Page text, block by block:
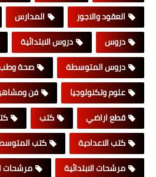
العقود والاجور
المدارس
دروس
دروس الابتدائية
دروس المتوسطة
صحة
علوم وتكنولوجيا
فن
قطع اراضي
كتب
كتب الاعدادية
كتب
مرشحات الابتدائية
مرشحات